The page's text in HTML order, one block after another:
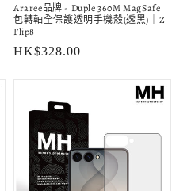
Araree品牌 - Duple 360M MagSafe
包轉軸全保護透明手機殼(透黑)｜Z
Flip8
定
HK$328.00